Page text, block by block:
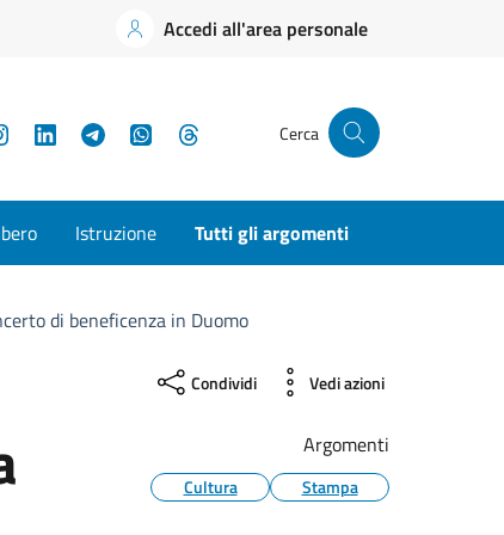
Accedi all'area personale
InstagramLinkedInTelegramWhatsApp Cerca
Istruzione Tutti gli argomenti
di beneficenza in Duomo
Condividi Vedi azioni
Argomenti
Cultura Stampa